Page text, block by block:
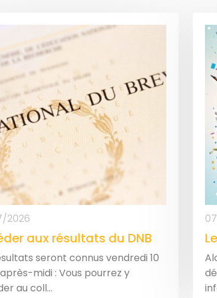
2026
aux résultats du DNB
seront connus vendredi 10
midi : Vous pourrez y
au coll...